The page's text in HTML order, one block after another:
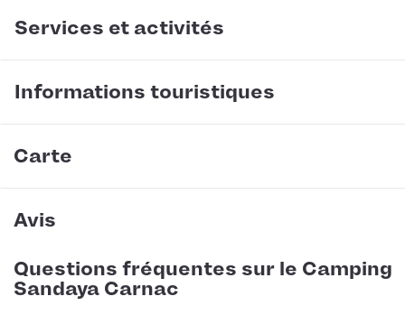
Services et activités
Informations touristiques
Carte
Avis
Questions fréquentes sur le Camping
Sandaya Carnac